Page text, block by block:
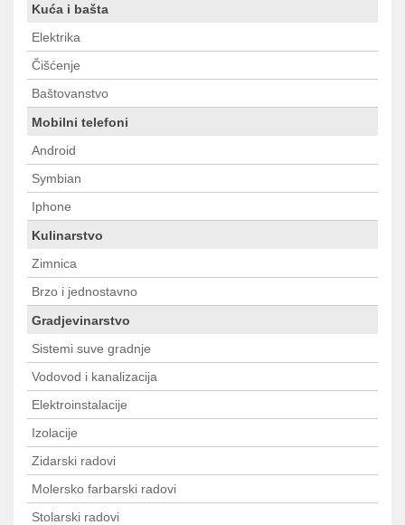
Kuća i bašta
Elektrika
Čišćenje
Baštovanstvo
Mobilni telefoni
Android
Symbian
Iphone
Kulinarstvo
Zimnica
Brzo i jednostavno
Gradjevinarstvo
Sistemi suve gradnje
Vodovod i kanalizacija
Elektroinstalacije
Izolacije
Zidarski radovi
Molersko farbarski radovi
Stolarski radovi